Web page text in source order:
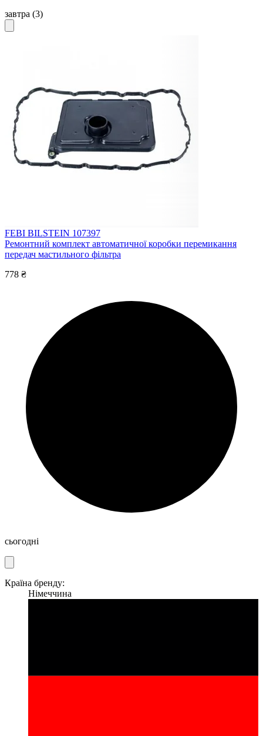
завтра (3)
FEBI BILSTEIN 107397
Ремонтний комплект автоматичної коробки перемикання
передач мастильного фільтра
778 ₴
сьогодні
Країна бренду:
Німеччина